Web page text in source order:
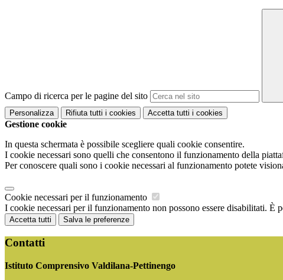
Campo di ricerca per le pagine del sito
Personalizza Rifiuta tutti i cookies Accetta tutti i cookies
Gestione cookie
In questa schermata è possibile scegliere quali cookie consentire.
I cookie necessari sono quelli che consentono il funzionamento della
Per conoscere quali sono i cookie necessari al funzionamento potete
Cookie necessari per il funzionamento
I cookie necessari per il funzionamento non possono essere disabilitati.
Accetta tutti Salva le preferenze
Contatti
Istituto Comprensivo Valdilana-Pettinengo